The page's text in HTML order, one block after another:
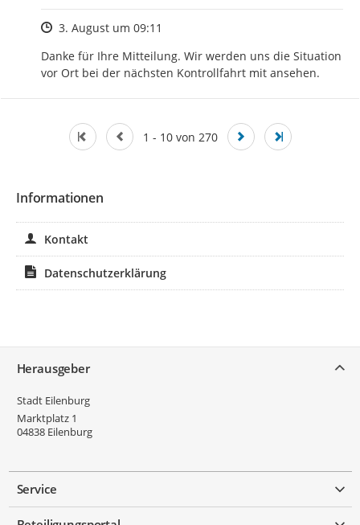
Zeitpunkt des Erstellens
3. August um 09:11
Danke für Ihre Mitteilung. Wir werden uns die Situation
vor Ort bei der nächsten Kontrollfahrt mit ansehen.
1 - 10 von 270
Informationen
Kontakt
Datenschutzerklärung
Herausgeber
Stadt Eilenburg
Marktplatz 1
04838 Eilenburg
Service